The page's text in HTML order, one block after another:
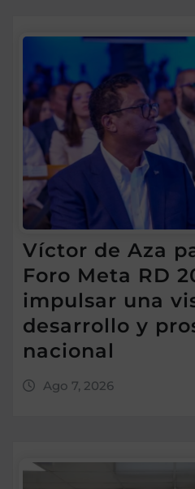
Víctor de Aza
Foro Meta RD
impulsar una
desarrollo y
nacional
Ago 7, 2026